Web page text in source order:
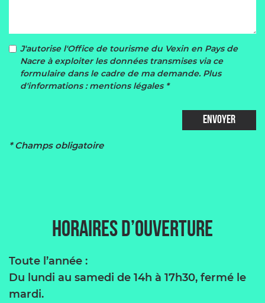
J'autorise l'Office de tourisme du Vexin en Pays de
Nacre à exploiter les données transmises via ce
formulaire dans le cadre de ma demande. Plus
d'informations :mentions légales*
ENVOYER
* Champs obligatoire
Horaires d’ouverture
Toute l’année :
Du lundi au samedi de 14h à 17h30, fermé le
mardi.